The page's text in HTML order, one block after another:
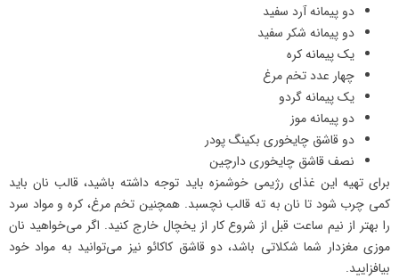
دو پیمانه آرد سفید
دو پیمانه شکر سفید
یک پیمانه کره
چهار عدد تخم مرغ
یک پیمانه گردو
دو پیمانه موز
دو قاشق چایخوری بکینگ پودر
نصف قاشق چایخوری دارچین
برای تهیه این غذای رژیمی خوشمزه باید توجه داشته باشید، قالب نان باید
کمی چرب شود تا نان به ته قالب نچسبد. همچنین تخم مرغ، کره و مواد سرد
را بهتر از نیم ساعت قبل از شروع کار از یخچال خارج کنید. اگر می‌خواهید نان
موزی مغزدار شما شکلاتی باشد، دو قاشق کاکائو نیز می‌‌توانید به مواد خود
بیافزایید.